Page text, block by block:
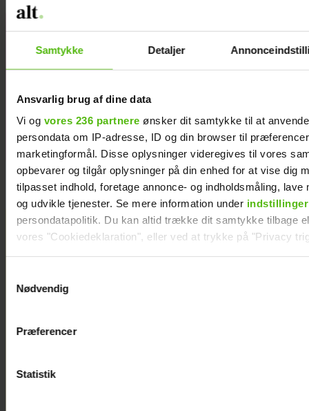
Samtykke Detaljer
Ansvarlig brug af dine data
Vi og vores 236 partnere ønsker dit samtykke til at
persondata om IP-adresse, ID og din browser til
marketingformål. Disse oplysninger videregives til vores
opbevarer og tilgår oplysninger på din enhed for at vise dig
tilpasset indhold, foretage annonce- og indholdsmåling, lave
og udvikle tjenester. Se mere information under indstillinger
persondatapolitik. Du kan altid trække dit samtykke tilbage
vores "Cookiedeklaration", eller ved at trykke på "Privacy
Vi anvender egne cookies og cookies fra tredjeparter til at
generere statistik og huske dine præferencer samt til brug
Nødvendig
Præferencer
Statistik
Janni Ree
afsted for